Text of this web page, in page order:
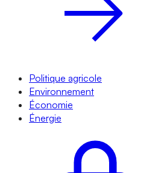
Politique agricole
Environnement
Économie
Énergie